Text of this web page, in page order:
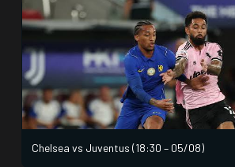
Chelsea vs Juventus (18:30 – 05/08)